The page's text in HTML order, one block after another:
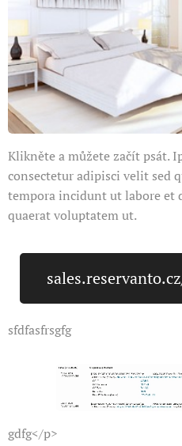
Klikněte a můžete začít psát.
consectetur adipisci velit sed
tempora incidunt ut labore et
quaerat voluptatem ut.
sfdfasfrsgfg
gdfg</p>